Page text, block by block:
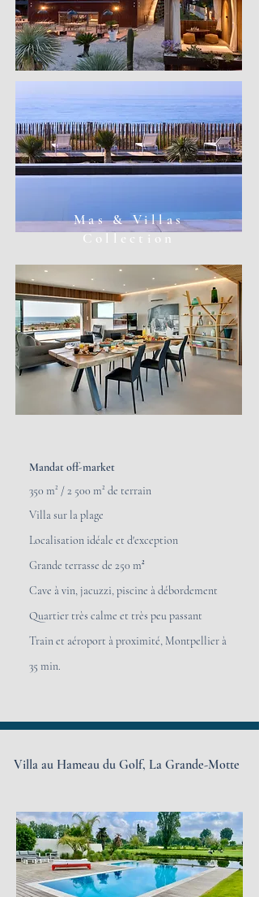
Mas & Villas
Collection
Mandat off-market
350 m² /2 500 m² de terrain
Villa sur la plage
Localisation idéale et d'exception
Grande terrasse de 250 m²
Cave à vin, jacuzzi, piscine à débordement
Quartier très calme et très peu passant
Train et aéroport à proximité, Montpellier à
35 min.
Villa au Hameau du Golf, La Grande-Motte